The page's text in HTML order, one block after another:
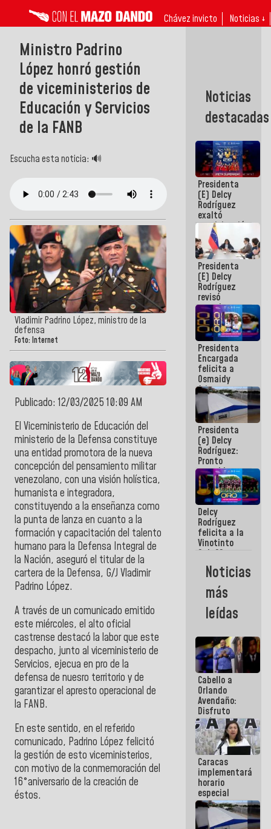
Chávez invicto Noticias ↓
Ministro Padrino
López honró gestión
de viceministerios de
Educación y Servicios
de la FANB
Escucha esta noticia: 🔊
Vladimir Padrino López, ministro de la
defensa
Foto: Internet
Publicado: 12/03/2025 10:09 AM
El Viceministerio de Educación del
ministerio de la Defensa constituye
una entidad promotora de la nueva
concepción del pensamiento militar
venezolano, con una visión holística,
humanista e integradora,
constituyendo a la enseñanza como
la punta de lanza en cuanto a la
formación y capacitación del talento
humano para la Defensa Integral de
la Nación, aseguró el titular de la
cartera de la Defensa, G/J Vladimir
Padrino López.
A través de un comunicado emitido
este miércoles, el alto oficial
castrense destacó la labor que este
despacho, junto al viceministerio de
Servicios, ejecua en pro de la
defensa de nuesro territorio y de
garantizar el apresto operacional de
la FANB.
En este sentido, en el referido
comunicado, Padrino López felicitó
la gestión de esto viceministerios,
con motivo de la conmemoración del
16°aniversario de la creación de
éstos.
Noticias
destacadas
Presidenta
(E) Delcy
Rodríguez
exaltó
participación
de
Venezuela
en Juegos
Centroamericanos
y del Caribe
2026
Presidenta
(E) Delcy
Rodríguez
revisó
agenda
económica y
ejecución de
fondos de
emergencia
post-sismos
Presidenta
Encargada
felicita a
Osmaidy
Arias y
Giraly
Marcano por
hacer
historia en
los
Centroamericanos
Presidenta
(e) Delcy
Rodríguez:
Pronto
restableceremos
las
operaciones
en el
Aeropuerto
Internacional
de
Maiquetía
Delcy
Rodríguez
felicita a la
Vinotinto
Sub 20
campeona
frente
México Sub
23 en los
Centroamericanos
Noticias
más
leídas
Cabello a
Orlando
Avendaño:
Disfruto
cada vez
que escribes
porque lo
que haces
es
embarrarla
Caracas
implementará
horario
especial
para
adaptarse
al plan de